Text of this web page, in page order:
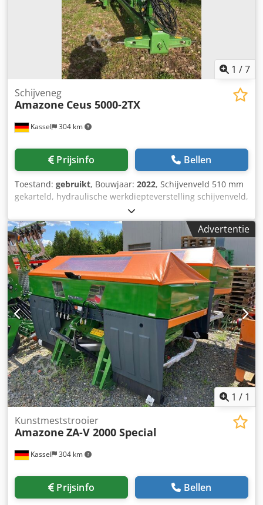
1 /7
Kassel 304 km
Schijveneg
Amazone Ceus 5000-2TX
Prijsinfo Bellen
Toestand: gebruikt, Bouwjaar: 2022, Schijvenveld 510 mm
gekarteld, hydraulische werkdiepteverstelling schijvenveld,
hydraulische werkdiepteverstelling van de egalisatie-unit,
C-Mix-Ultra-tanden voor Ceus 50, hydraulische
werkdiepteverstelling tandenveld met hydraulische dissel,
HD SLIJTDEEL 80 mm (14/K1) Dcjdstz Tplepfx Aqpsk
Advertentie
1 / 1
Kassel 304 km
Kunstmeststrooier
Amazone ZA-V 2000 Special
Prijsinfo Bellen